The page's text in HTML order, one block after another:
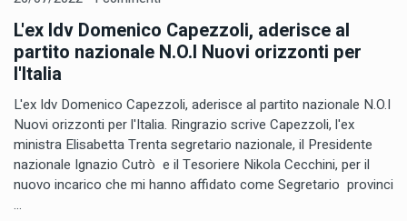
L'ex Idv Domenico Capezzoli, aderisce al
partito nazionale N.O.I Nuovi orizzonti per
l'Italia
L'ex Idv Domenico Capezzoli, aderisce al partito nazionale N.O.I
Nuovi orizzonti per l'Italia. Ringrazio scrive Capezzoli, l'ex
ministra Elisabetta Trenta segretario nazionale, il Presidente
nazionale Ignazio Cutrò e il Tesoriere Nikola Cecchini, per il
nuovo incarico che mi hanno affidato come Segretario provinci
...